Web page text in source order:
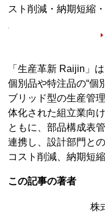
スト削減・納期短縮
「生産革新 Raijin」
個別品や特注品の“個
ブリッド型の生産管
体化された組立業向
ともに、部品構成表
連携し、設計部門と
コスト削減、納期短
この記事の著者
株